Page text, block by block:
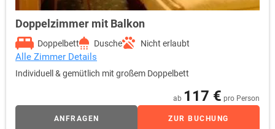
Doppelzimmer mit Balkon
Doppelbett Dusche Nicht erlaubt
Alle Zimmer Details
Individuell & gemütlich mit großem Doppelbett
ab 117 € pro Person
ANFRAGEN ZUR BUCHUNG